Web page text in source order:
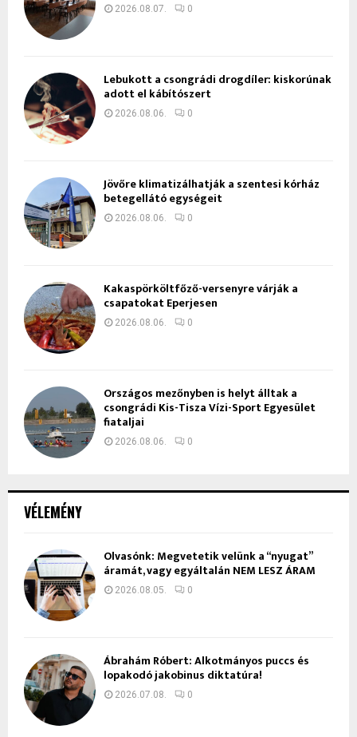
VÉLEMÉNY
Olvasónk: Megvetetik velünk a “nyugat”
áramát, vagy egyáltalán NEM LESZ ÁRAM
2026.08.05. 0
Ábrahám Róbert: Alkotmányos puccs és
lopakodó jakobinus diktatúra!
2026.07.08. 0
2026.08.07. 0
Lebukott a csongrádi drogdíler: kiskorúnak
adott el kábítószert
2026.08.06. 0
Jövőre klimatizálhatják a szentesi kórház
betegellátó egységeit
2026.08.06. 0
Kakaspörköltfőző-versenyre várják a
csapatokat Eperjesen
2026.08.06. 0
Országos mezőnyben is helyt álltak a
csongrádi Kis-Tisza Vízi-Sport Egyesület
fiataljai
2026.08.06. 0